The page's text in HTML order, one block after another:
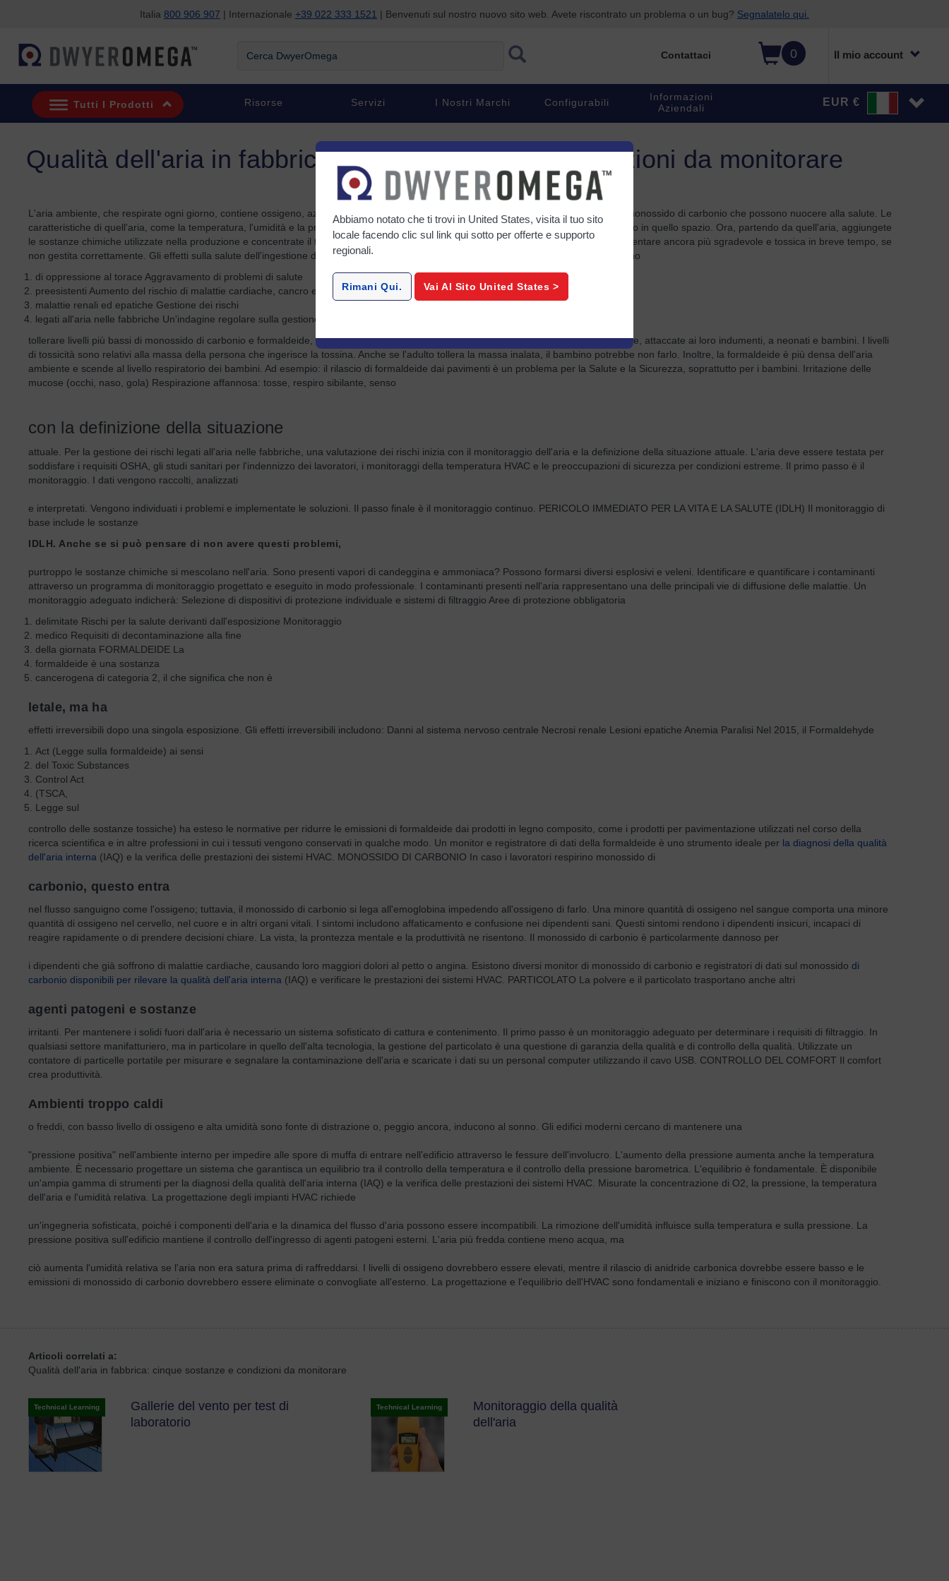
Italia 800 906 907 | Internazionale +39 022 333 1521 | Benvenuti sul nostro nuovo sito web. Avete riscontrato un problema o un bug? Segnalatelo qui.
0 Il mio account
Contattaci
Tutti I Prodotti Risorse Servizi I Nostri Marchi Configurabili
Informazioni
Aziendali
EUR €
Qualità dell'aria in fabbrica: cinque sostanze e condizioni da monitorare
L'aria ambiente, che respirate ogni giorno, contiene ossigeno, azoto, anidride carbonica e sostanze chimiche come la formaldeide o il monossido di carbonio che possono nuocere alla salute. Le
caratteristiche di quell'aria, come la temperatura, l'umidità e la pressione barometrica, determinano il comfort delle persone che lavorano in quello spazio. Ora, partendo da quell'aria, aggiungete
le sostanze chimiche utilizzate nella produzione e concentrate il tutto in uno spazio ristretto come una Fabbrica. L'aria risultante può diventare ancora più sgradevole e tossica in breve tempo, se
non gestita correttamente. Gli effetti sulla salute dell'ingestione di sostanze chimiche includono: Gli adulti sani sul posto di lavoro possono
di oppressione al torace Aggravamento di problemi di salute
preesistenti Aumento del rischio di malattie cardiache, cancro e
malattie renali ed epatiche Gestione dei rischi
legati all'aria nelle fabbriche Un'indagine regolare sulla gestione dei rischi inizia
tollerare livelli più bassi di monossido di carbonio e formaldeide, ad esempio. Tuttavia, possono portare a casa queste sostanze chimiche, attaccate ai loro indumenti, a neonati e bambini. I livelli
di tossicità sono relativi alla massa della persona che ingerisce la tossina. Anche se l'adulto tollera la massa inalata, il bambino potrebbe non farlo. Inoltre, la formaldeide è più densa dell'aria
ambiente e scende al livello respiratorio dei bambini. Ad esempio: il rilascio di formaldeide dai pavimenti è un problema per la Salute e la Sicurezza, soprattutto per i bambini. Irritazione delle
mucose (occhi, naso, gola) Respirazione affannosa: tosse, respiro sibilante, senso
con la definizione della situazione
attuale. Per la gestione dei rischi legati all'aria nelle fabbriche, una valutazione dei rischi inizia con il monitoraggio dell'aria e la definizione della situazione attuale. L'aria deve essere testata per
soddisfare i requisiti OSHA, gli studi sanitari per l'indennizzo dei lavoratori, i monitoraggi della temperatura HVAC e le preoccupazioni di sicurezza per condizioni estreme. Il primo passo è il
monitoraggio. I dati vengono raccolti, analizzati
e interpretati. Vengono individuati i problemi e implementate le soluzioni. Il passo finale è il monitoraggio continuo. PERICOLO IMMEDIATO PER LA VITA E LA SALUTE (IDLH) Il monitoraggio di
base include le sostanze
IDLH. Anche se si può pensare di non avere questi problemi,
purtroppo le sostanze chimiche si mescolano nell'aria. Sono presenti vapori di candeggina e ammoniaca? Possono formarsi diversi esplosivi e veleni. Identificare e quantificare i contaminanti
attraverso un programma di monitoraggio progettato e eseguito in modo professionale. I contaminanti presenti nell'aria rappresentano una delle principali vie di diffusione delle malattie. Un
monitoraggio adeguato indicherà: Selezione di dispositivi di protezione individuale e sistemi di filtraggio Aree di protezione obbligatoria
delimitate Rischi per la salute derivanti dall'esposizione Monitoraggio
medico Requisiti di decontaminazione alla fine
della giornata FORMALDEIDE La
formaldeide è una sostanza
cancerogena di categoria 2, il che significa che non è
letale, ma ha
effetti irreversibili dopo una singola esposizione. Gli effetti irreversibili includono: Danni al sistema nervoso centrale Necrosi renale Lesioni epatiche Anemia Paralisi Nel 2015, il Formaldehyde
Act (Legge sulla formaldeide) ai sensi
del Toxic Substances
Control Act
(TSCA,
Legge sul
controllo delle sostanze tossiche) ha esteso le normative per ridurre le emissioni di formaldeide dai prodotti in legno composito, come i prodotti per pavimentazione utilizzati nel corso della
ricerca scientifica e in altre professioni in cui i tessuti vengono conservati in qualche modo. Un monitor e registratore di dati della formaldeide è uno strumento ideale per la diagnosi della qualità
dell'aria interna (IAQ) e la verifica delle prestazioni dei sistemi HVAC. MONOSSIDO DI CARBONIO In caso i lavoratori respirino monossido di
carbonio, questo entra
nel flusso sanguigno come l'ossigeno; tuttavia, il monossido di carbonio si lega all'emoglobina impedendo all'ossigeno di farlo. Una minore quantità di ossigeno nel sangue comporta una minore
quantità di ossigeno nel cervello, nel cuore e in altri organi vitali. I sintomi includono affaticamento e confusione nei dipendenti sani. Questi sintomi rendono i dipendenti insicuri, incapaci di
reagire rapidamente o di prendere decisioni chiare. La vista, la prontezza mentale e la produttività ne risentono. Il monossido di carbonio è particolarmente dannoso per
i dipendenti che già soffrono di malattie cardiache, causando loro maggiori dolori al petto o angina. Esistono diversi monitor di monossido di carbonio e registratori di dati sul monossido di
carbonio disponibili per rilevare la qualità dell'aria interna (IAQ) e verificare le prestazioni dei sistemi HVAC. PARTICOLATO La polvere e il particolato trasportano anche altri
agenti patogeni e sostanze
irritanti. Per mantenere i solidi fuori dall'aria è necessario un sistema sofisticato di cattura e contenimento. Il primo passo è un monitoraggio adeguato per determinare i requisiti di filtraggio. In
qualsiasi settore manifatturiero, ma in particolare in quello dell'alta tecnologia, la gestione del particolato è una questione di garanzia della qualità e di controllo della qualità. Utilizzate un
contatore di particelle portatile per misurare e segnalare la contaminazione dell'aria e scaricate i dati su un personal computer utilizzando il cavo USB. CONTROLLO DEL COMFORT Il comfort
crea produttività.
Ambienti troppo caldi
o freddi, con basso livello di ossigeno e alta umidità sono fonte di distrazione o, peggio ancora, inducono al sonno. Gli edifici moderni cercano di mantenere una
"pressione positiva" nell'ambiente interno per impedire alle spore di muffa di entrare nell'edificio attraverso le fessure dell'involucro. L'aumento della pressione aumenta anche la temperatura
ambiente. È necessario progettare un sistema che garantisca un equilibrio tra il controllo della temperatura e il controllo della pressione barometrica. L'equilibrio è fondamentale. È disponibile
un'ampia gamma di strumenti per la diagnosi della qualità dell'aria interna (IAQ) e la verifica delle prestazioni dei sistemi HVAC. Misurate la concentrazione di O2, la pressione, la temperatura
dell'aria e l'umidità relativa. La progettazione degli impianti HVAC richiede
un'ingegneria sofisticata, poiché i componenti dell'aria e la dinamica del flusso d'aria possono essere incompatibili. La rimozione dell'umidità influisce sulla temperatura e sulla pressione. La
pressione positiva sull'edificio mantiene il controllo dell'ingresso di agenti patogeni esterni. L'aria più fredda contiene meno acqua, ma
ciò aumenta l'umidità relativa se l'aria non era satura prima di raffreddarsi. I livelli di ossigeno dovrebbero essere elevati, mentre il rilascio di anidride carbonica dovrebbe essere basso e le
emissioni di monossido di carbonio dovrebbero essere eliminate o convogliate all'esterno. La progettazione e l'equilibrio dell'HVAC sono fondamentali e iniziano e finiscono con il monitoraggio.
Articoli correlati a:
Qualità dell'aria in fabbrica: cinque sostanze e condizioni da monitorare
Technical Learning
Gallerie del vento per test di
laboratorio
Technical Learning
Monitoraggio della qualità
dell'aria
Abbiamo notato che ti trovi in United States, visita il tuo sito
locale facendo clic sul link qui sotto per offerte e supporto
regionali.
Rimani Qui. Vai Al Sito United States >